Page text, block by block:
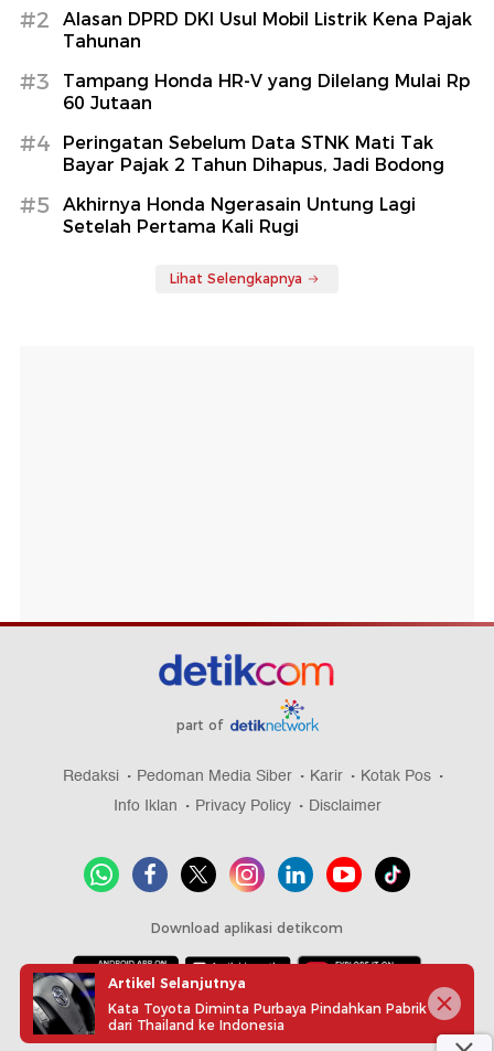
#2
Alasan DPRD DKI Usul Mobil Listrik Kena Pajak
Tahunan
#3
Tampang Honda HR-V yang Dilelang Mulai Rp
60 Jutaan
#4
Peringatan Sebelum Data STNK Mati Tak
Bayar Pajak 2 Tahun Dihapus, Jadi Bodong
#5
Akhirnya Honda Ngerasain Untung Lagi
Setelah Pertama Kali Rugi
Lihat Selengkapnya
part of
Redaksi Pedoman Media Siber Karir
Kotak Pos
Info Iklan
Privacy Policy Disclaimer
Download aplikasi detikcom
Copyright @ 2026 detikcom, All right reserved
Artikel Selanjutnya
Kata Toyota Diminta Purbaya Pindahkan Pabrik
dari Thailand ke Indonesia